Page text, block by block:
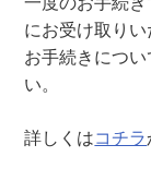
店
）
にお受け取りい
お手続きにつ
い。
詳しくはコチラ